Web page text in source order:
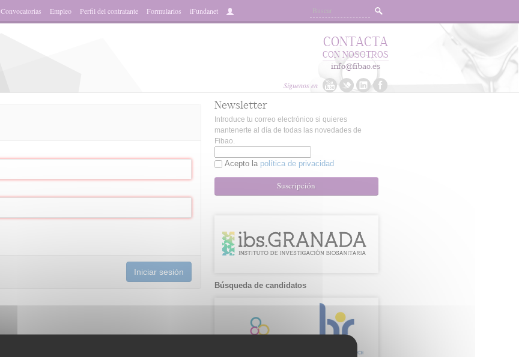
Convocatorias Empleo Perfil del contratante Formularios iFundanet
Síguenos en
CONTACTA
CON NOSOTROS
info@fibao.es
Iniciar sesión
Newsletter
Introduce tu correo electrónico si quieres
mantenerte al día de todas las novedades de
Fibao.
Acepto la política de privacidad
Suscripción
Búsqueda de candidatos